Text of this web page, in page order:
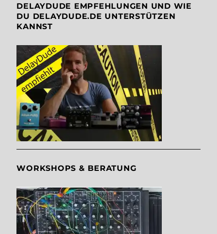
DELAYDUDE EMPFEHLUNGEN UND WIE
DU DELAYDUDE.DE UNTERSTÜTZEN
KANNST
WORKSHOPS & BERATUNG